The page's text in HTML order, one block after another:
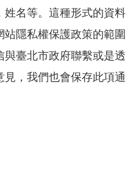
姓名等。這種形式的資料
隱私權保護政策的範圍
與臺北市政府聯繫或是透
，我們也會保存此項通